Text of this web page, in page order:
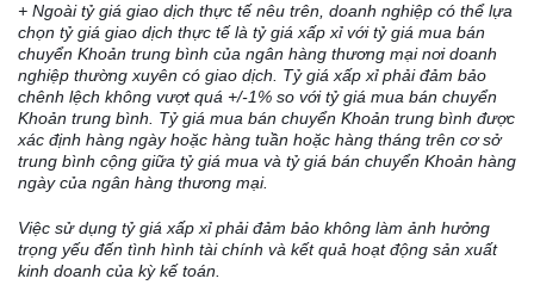
+ Ngoài tỷ giá giao dịch thực tếnêu trên, doanh nghiệp có thể lựa
chọn tỷ giá giao dịch thực tếlà tỷ giá xấp xỉ với tỷ giá mua bán
chuyển Khoản trung bình của ngân hàng thương mại nơi doanh
nghiệp thường xuyên có giao dịch. Tỷ giá xấp xỉphải đảm bảo
chênh lệch không vượt quá +/-1% so với tỷ giá mua bán chuyển
Khoản trung bình. Tỷ giá mua bán chuyển Khoản trung bình được
xác định hàng ngàyhoặc hàng tuần hoặc hàng tháng trên cơ sở
trung bình cộng giữa tỷ giá mua và tỷ giá bán chuyển Khoản hàng
ngày của ngân hàng thương mại.
Việc sử dụng tỷ giá xấp xỉ phải đảm bảo không làm ảnh hưởng
trọng yếu đến tình hình tài chính và kết quả hoạt động sản xuất
kinh doanh của kỳ kế toán.